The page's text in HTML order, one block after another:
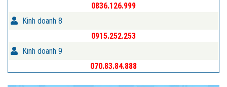
0836.126.999
Kinh doanh 8
0915.252.253
Kinh doanh 9
070.83.84.888